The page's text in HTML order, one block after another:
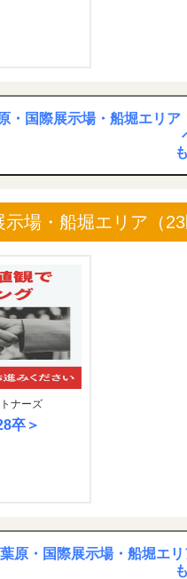
・国際展示場・船堀エリ
場・船堀エリア（
ナーズ
卒＞
原・国際展示場・船堀エ